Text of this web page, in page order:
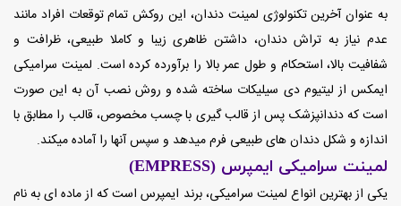
به عنوان آخرین تکنولوژی لمینت دندان، این روکش تمام توقعات افراد مانند
عدم نیاز به تراش دندان، داشتن ظاهری زیبا و کاملا طبیعی، ظرافت و
شفافیت بالا، استحکام و طول عمر بالا را برآورده کرده است. لمینت سرامیکی
ایمکس از لیتیوم دی سیلیکات ساخته شده و روش نصب آن به این صورت
است که دندانپزشک پس از قالب گیری با چسب مخصوص، قالب را مطابق با
اندازه و شکل دندان های طبیعی فرم میدهد و سپس آنها را آماده میکند.
لمینت سرامیکی ایمپرس (EMPRESS)
یکی از بهترین انواع لمینت سرامیکی، برند ایمپرس است که از ماده ای به نام